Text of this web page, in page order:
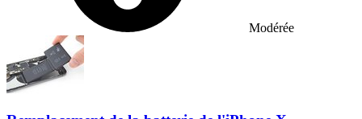
Modérée